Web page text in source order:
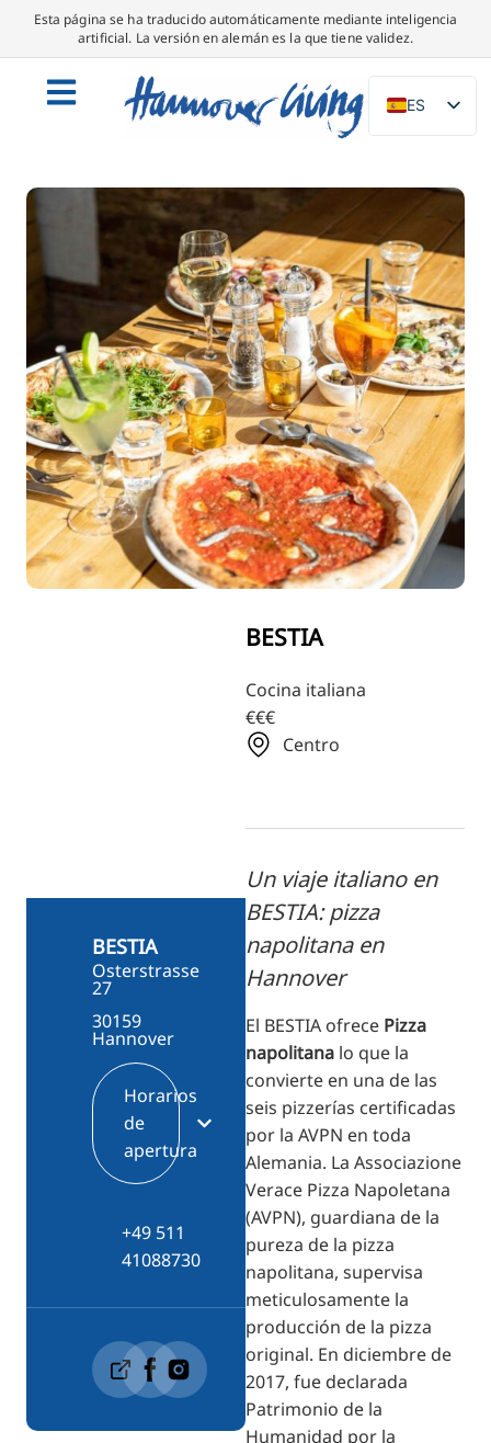
Esta página se ha traducido automáticamente mediante inteligencia
artificial. La versión en alemán es la que tiene validez.
ES
DE
PL
IT
DA
SV
FR
PT
TR
RU
FI
ZH
BESTIA
Cocina italiana
€€€
Centro
Un viaje italiano en
BESTIA: pizza
napolitana en
Hannover
El BESTIA ofrece Pizza
napolitana lo que la
convierte en una de las
seis pizzerías certificadas
por la AVPN en toda
Alemania. La Associazione
Verace Pizza Napoletana
(AVPN), guardiana de la
pureza de la pizza
napolitana, supervisa
meticulosamente la
producción de la pizza
original. En diciembre de
2017, fue declarada
Patrimonio de la
Humanidad por la
BESTIA
Osterstrasse
27
30159
Hannover
Horarios
de
apertura
+49 511
41088730